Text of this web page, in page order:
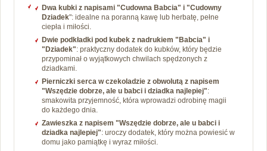
Dwa kubki z napisami "Cudowna Babcia" i "Cudowny
Dziadek": idealne na poranną kawę lub herbatę, pełne
ciepła i miłości.
Dwie podkładki pod kubek z nadrukiem "Babcia" i
"Dziadek": praktyczny dodatek do kubków, który będzie
przypominał o wyjątkowych chwilach spędzonych z
dziadkami.
Pierniczki serca w czekoladzie z obwolutą z napisem
"Wszędzie dobrze, ale u babci i dziadka najlepiej":
smakowita przyjemność, która wprowadzi odrobinę magii
do każdego dnia.
Zawieszka z napisem "Wszędzie dobrze, ale u babci i
dziadka najlepiej": uroczy dodatek, który można powiesić w
domu jako pamiątkę i wyraz miłości.